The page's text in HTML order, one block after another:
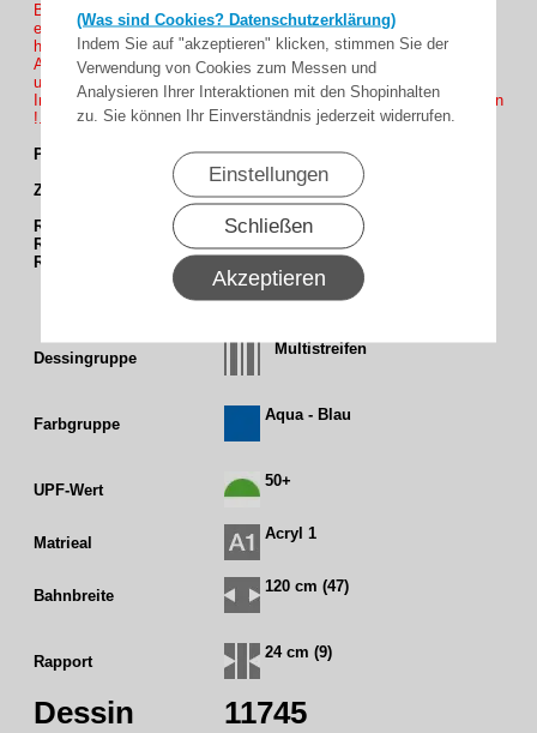
(Was sind Cookies? Datenschutzerklärung)
Indem Sie auf "akzeptieren" klicken, stimmen Sie der
Verwendung von Cookies zum Messen und
Analysieren Ihrer Interaktionen mit den Shopinhalten
zu. Sie können Ihr Einverständnis jederzeit widerrufen.
Einstellungen
Schließen
Akzeptieren
Bei Maßeingabe den Ausfallmaß gewünschte Volant höhe mit
eingeben ( Beispiel 350 cm Ausfall + 20cm oder 30cm Volant
höhe = 370 oder 380 Ausfall und bei Volant Auswahl die Höhe
Anklicken ob Sie es in höhe 20cm oder 30cm wünschen Volant 1
und 2 Ohne Mehrpreis Volant 3 und 4 mit Mehrpreis.
Info : Farb auswahl des Einfassbands nicht vergessen zu anklicken
!.
Passende Einfassband : E75 und E79
Zur Passende Gestelfarbe :
RAL 9006
weißaluminium
RAL 9016
verkehrsweiß
RAL 9007
graualuminium
Dessingruppe
Multistreifen
Farbgruppe
Aqua - Blau
UPF-Wert
50+
Matrieal
Acryl 1
Bahnbreite
120 cm (47)
Rapport
24 cm (9)
Dessin 11745